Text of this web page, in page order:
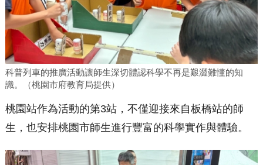
科普列車的推廣活動讓師生深切體認科學不再是艱澀難懂的知
識。（桃園市府教育局提供）
桃園站作為活動的第3站，不僅迎接來自板橋站的師
生，也安排桃園市師生進行豐富的科學實作與體驗。